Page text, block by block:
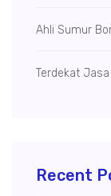
Ahli Sumur
Terdekat
Recent